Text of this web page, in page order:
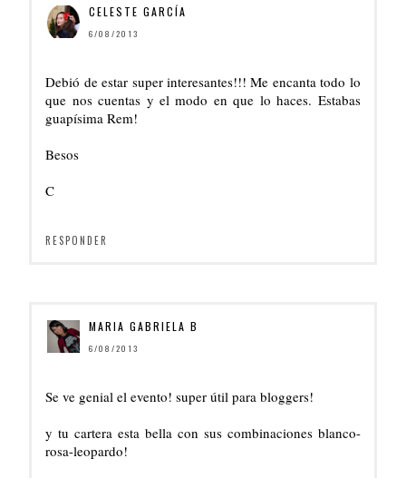
CELESTE GARCÍA
6/08/2013
Debió de estar super interesantes!!! Me encanta todo lo
que nos cuentas y el modo en que lo haces. Estabas
guapísima Rem!
Besos
C
RESPONDER
MARIA GABRIELA B
6/08/2013
Se ve genial el evento! super útil para bloggers!
y tu cartera esta bella con sus combinaciones blanco-
rosa-leopardo!